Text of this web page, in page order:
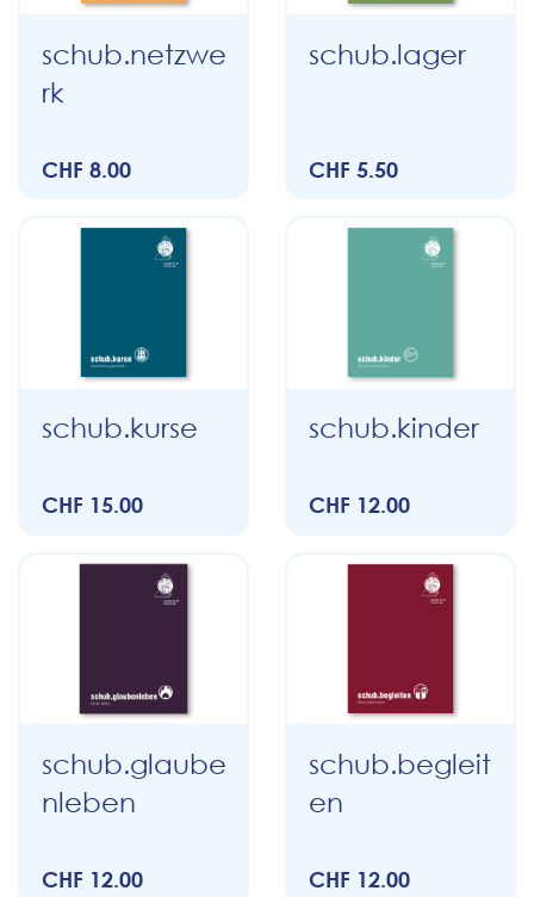
schub.netzwe
rk
CHF 8.00
schub.lager
CHF 5.50
schub.kurse
CHF 15.00
schub.kinder
CHF 12.00
schub.glaube
nleben
CHF 12.00
schub.begleit
en
CHF 12.00